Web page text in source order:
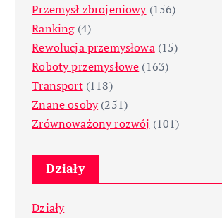
Przemysł zbrojeniowy(156)
Ranking(4)
Rewolucja przemysłowa(15)
Roboty przemysłowe (163)
Transport(118)
Znane osoby(251)
Zrównoważony rozwój (101)
Działy
Działy